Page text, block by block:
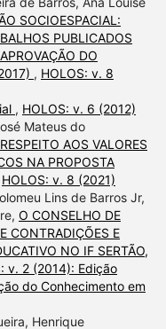
SOCIOESPACIAL:
PUBLICADOS
DO
, HOLOS: v. 8
, HOLOS: v. 6 (2012)
Mateus do
AOS VALORES
NA PROPOSTA
HOLOS: v. 8 (2021)
Lins de Barros Jr,
O CONSELHO DE
CONTRADIÇÕES E
NO IF SERTÃO,
v. 2 (2014): Edição
do Conhecimento em
Henrique